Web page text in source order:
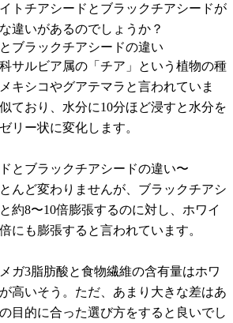
トチアシードとブラックチアシードが
違いがあるのでしょうか？
ブラックチアシードの違い
サルビア属の「チア」という植物の種
キシコやグアテマラと言われていま
ており、水分に10分ほど浸すと水分を
リー状に変化します。
とブラックチアシードの違い〜
んど変わりませんが、ブラックチアシ
約8〜10倍膨張するのに対し、ホワイ
にも膨張すると言われています。
ガ3脂肪酸と食物繊維の含有量はホワ
高いそう。ただ、あまり大きな差はあ
目的に合った選び方をすると良いでし